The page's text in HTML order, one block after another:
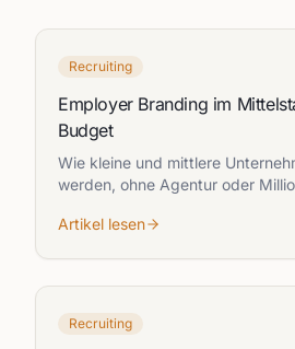
Recruiting
Employer Branding im
Budget
Wie kleine und mittlere
werden, ohne Agentur oder
Artikel lesen
Recruiting